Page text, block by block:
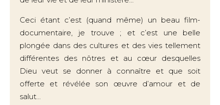
Ceci étant c’est (quand même) un beau film-
documentaire, je trouve ; et c’est une belle
plongée dans des cultures et des vies tellement
différentes des nôtres et au cœur desquelles
Dieu veut se donner à connaître et que soit
offerte et révélée son œuvre d’amour et de
salut...